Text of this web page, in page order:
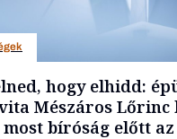
hogy elhidd:
Mészáros Lőrinc
most bíróság előtt